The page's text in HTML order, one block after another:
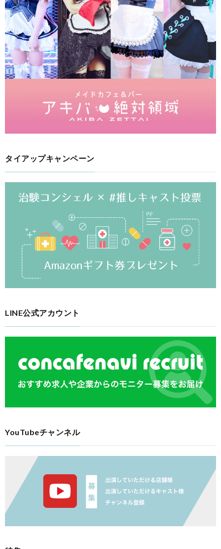
タイアップキャンペーン
LINE公式アカウント
YouTubeチャンネル